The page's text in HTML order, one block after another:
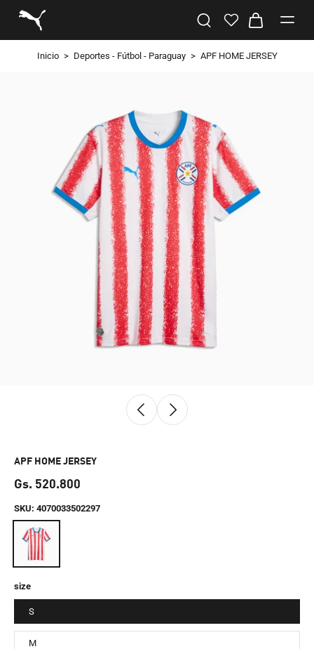
Inicio > Deportes - Fútbol - Paraguay > APF HOME JERSEY
APF HOME JERSEY
Gs. 520.800
SKU: 4070033502297
size
S
M